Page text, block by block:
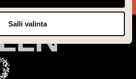
Salli valinta